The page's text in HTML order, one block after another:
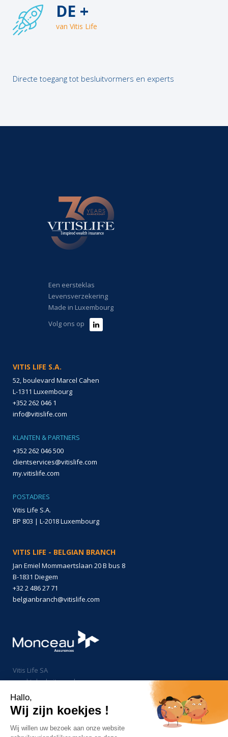
DE +
van Vitis Life
Directe toegang tot besluitvormers en experts
Een eersteklas
Levensverzekering
Made in Luxembourg
Volg ons op
VITIS LIFE S.A.
52, boulevard Marcel Cahen
L-1311 Luxembourg
+352 262 046 1
info@vitislife.com
KLANTEN & PARTNERS
+352 262 046 500
clientservices@vitislife.com
my.vitislife.com
POSTADRES
Vitis Life S.A.
BP 803 | L-2018 Luxembourg
VITIS LIFE - BELGIAN BRANCH
Jan Emiel Mommaertslaan 20 B bus 8
B-1831 Diegem
+32 2 486 27 71
belgianbranch@vitislife.com
Vitis Life SA
maakt deel uit van de groep
Monceau Assurances
Hallo,
Wij zijn koekjes !
Wij willen uw bezoek aan onze website